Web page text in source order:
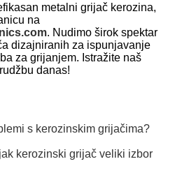
metalni grijač kerozina,
na
. Nudimo širok spektar
dizajniranih za ispunjavanje
za grijanjem. Istražite naš
danas!
s kerozinskim grijačima?
kerozinski grijač veliki izbor